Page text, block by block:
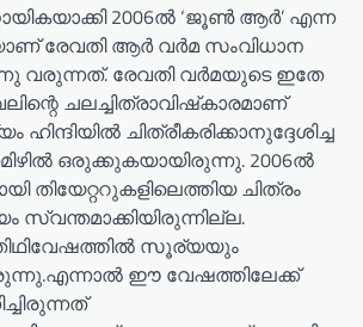
2006ല്‍ ‘ജൂണ്‍ ആര്‍’ എന്ന
രേവതി ആർ വർമ സംവിധാന
വരുന്നത്. രേവതി വര്‍മയുടെ ഇതേ
ചലച്ചിത്രാവിഷ്‌കാരമാണ്
ചിത്രീകരിക്കാനുദ്ദേശിച്ച
ഒരുക്കുകയായിരുന്നു. 2006ല്‍
തിയേറ്ററുകളിലെത്തിയ ചിത്രം
സ്വന്തമാക്കിയിരുന്നില്ല.
സൂര്യയും
ഈ വേഷത്തിലേക്ക്